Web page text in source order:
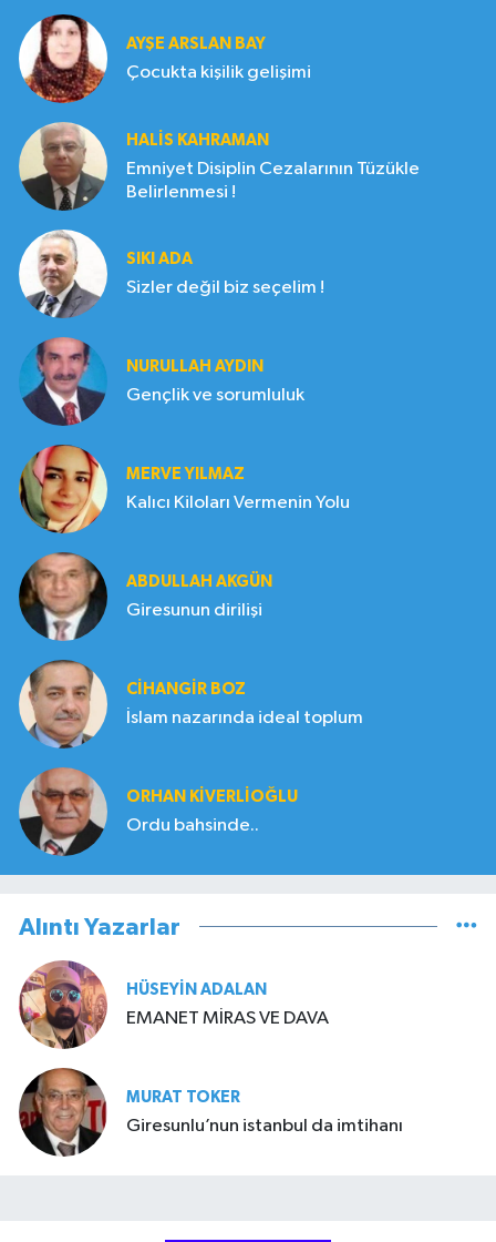
AYŞE ARSLAN BAY
Çocukta kişilik gelişimi
HALIS KAHRAMAN
Emniyet Disiplin Cezalarının Tüzükle
Belirlenmesi !
SIKI ADA
Sizler değil biz seçelim !
NURULLAH AYDIN
Gençlik ve sorumluluk
MERVE YILMAZ
Kalıcı Kiloları Vermenin Yolu
ABDULLAH AKGÜN
Giresunun dirilişi
CIHANGIR BOZ
İslam nazarında ideal toplum
ORHAN KIVERLIOĞLU
Ordu bahsinde..
Alıntı Yazarlar
HÜSEYIN ADALAN
EMANET MİRAS VE DAVA
MURAT TOKER
Giresunlu’nun istanbul da imtihanı